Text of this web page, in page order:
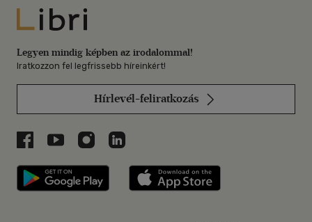
Libri
Legyen mindig képben az irodalommal!
Iratkozzon fel legfrissebb híreinkért!
Hírlevél-feliratkozás
Libri a Facebookon
Libri a Youtube-on
Libri az Instagramon
Libri a LinkedInen
Libri applikáció Szerezd meg: Google